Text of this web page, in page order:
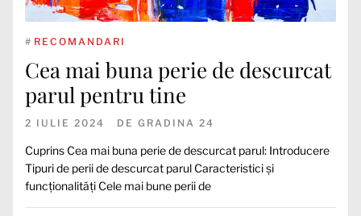
# RECOMANDARI
Cea mai buna perie de descurcat
parul pentru tine
2 IULIE 2024 DE GRADINA 24
Cuprins Cea mai buna perie de descurcat parul: Introducere
Tipuri de perii de descurcat parul Caracteristici și
funcționalități Cele mai bune perii de